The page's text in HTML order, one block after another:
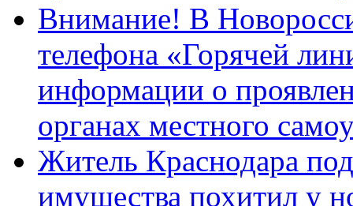
Внимание! В
телефона «Горячей
информации о
органах местного
Житель Краснодара
имущества похитил у